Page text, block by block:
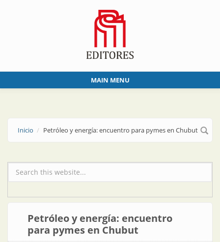
MAIN MENU
Inicio Petróleo y energía: encuentro para pymes en Chubut
Formulario de búsqueda
Petróleo y energía: encuentro
para pymes en Chubut